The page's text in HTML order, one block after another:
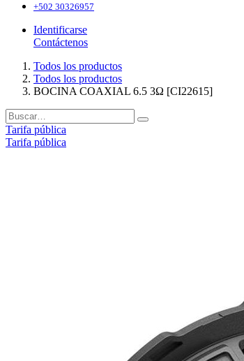
+502 30326957
Identificarse
Contáctenos
Todos los productos
Todos los productos
BOCINA COAXIAL 6.5 3Ω [CI22615]
Tarifa pública
Tarifa pública